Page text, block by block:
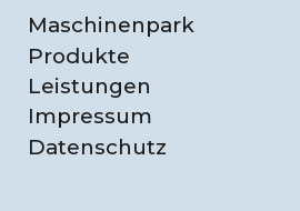
Maschinenpark
Produkte
Leistungen
Impressum
Datenschutz